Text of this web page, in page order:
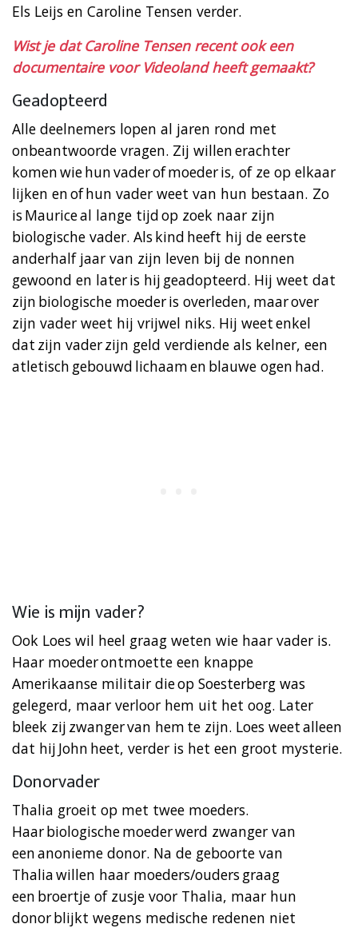
Els Leijs en Caroline Tensen verder.
Wist je dat Caroline Tensen recent ook een
documentaire voor Videoland heeft gemaakt?
Geadopteerd
Alle deelnemers lopen al jaren rond met
onbeantwoorde vragen. Zij willen erachter
komen wie hun vader of moeder is, of ze op elkaar
lijken en of hun vader weet van hun bestaan. Zo
is Maurice al lange tijd op zoek naar zijn
biologische vader. Als kind heeft hij de eerste
anderhalf jaar van zijn leven bij de nonnen
gewoond en later is hij geadopteerd. Hij weet dat
zijn biologische moeder is overleden, maar over
zijn vader weet hij vrijwel niks. Hij weet enkel
dat zijn vader zijn geld verdiende als kelner, een
atletisch gebouwd lichaam en blauwe ogen had.
Wie is mijn vader?
Ook Loes wil heel graag weten wie haar vader is.
Haar moeder ontmoette een knappe
Amerikaanse militair die op Soesterberg was
gelegerd, maar verloor hem uit het oog. Later
bleek zij zwanger van hem te zijn. Loes weet alleen
dat hij John heet, verder is het een groot mysterie.
Donorvader
Thalia groeit op met twee moeders.
Haar biologische moeder werd zwanger van
een anonieme donor. Na de geboorte van
Thalia willen haar moeders/ouders graag
een broertje of zusje voor Thalia, maar hun
donor blijkt wegens medische redenen niet